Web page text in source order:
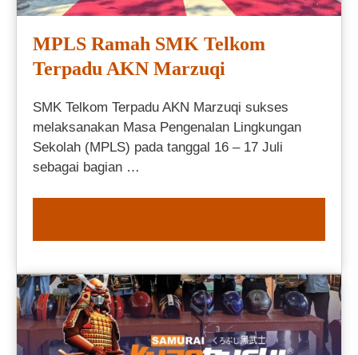
MPLS Ramah SMK Telkom
Terpadu AKN Marzuqi
SMK Telkom Terpadu AKN Marzuqi sukses
melaksanakan Masa Pengenalan Lingkungan
Sekolah (MPLS) pada tanggal 16 – 17 Juli
sebagai bagian …